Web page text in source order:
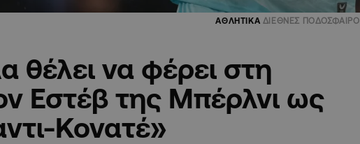
ΑΘΛΗΤΙΚΑ ΔΙΕΘΝΕΣ ΠΟΔΟΣΦΑΙΡΟ
θέλει να φέρει στη
Εστέβ της Μπέρλνι ως
Κονατέ»